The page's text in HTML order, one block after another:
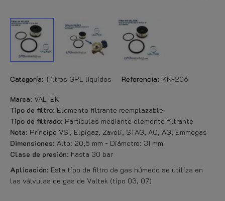
Categoría: Filtros GPL líquidos Referencia: KN-206
Marca: VALTEK
Tipo de filtro: Elemento filtrante reemplazable
Tipo de filtrado: Partículas mediante elemento filtrante
Nota: Príncipe VSI, Elpigaz, Zavoli, STAG, AC, AG, Emmegas
Dimensiones: Alto: 20,5 mm - Diámetro: 31 mm
Clase de presión: hasta 30 bar
Aplicación: Este tipo de filtro de gas húmedo se utiliza en
las válvulas de gas de Valtek (tipo 03, 07)